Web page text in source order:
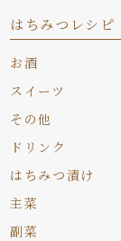
はちみつレシピ
お酒
スイーツ
その他
ドリンク
はちみつ漬け
主菜
副菜